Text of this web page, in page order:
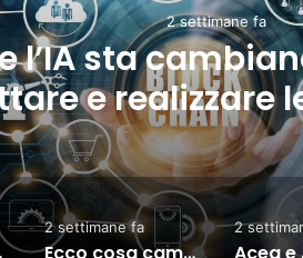
Ecco cosa
2 settimane fa 3